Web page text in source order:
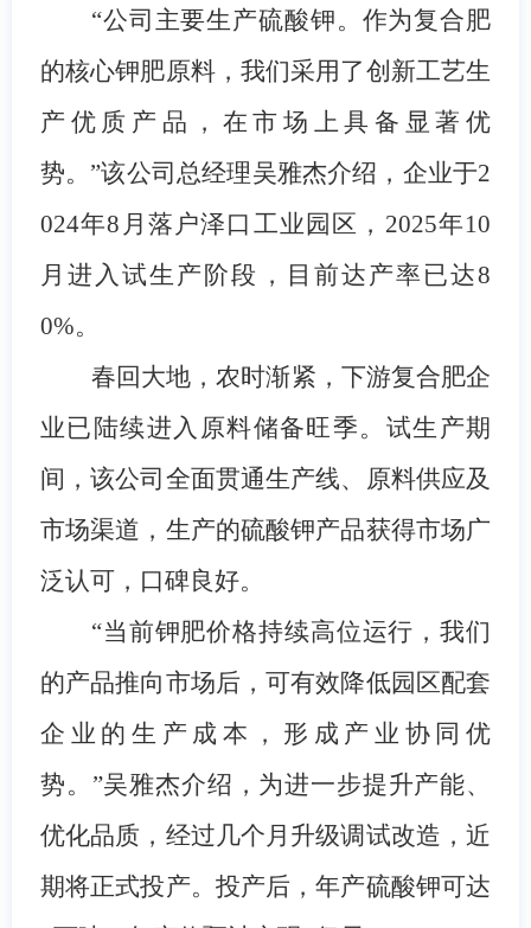
“公司主要生产硫酸钾。作为复合肥
的核心钾肥原料，我们采用了创新工艺生
产优质产品，在市场上具备显著优
势。”该公司总经理吴雅杰介绍，企业于2
024年8月落户泽口工业园区，2025年10
月进入试生产阶段，目前达产率已达8
0%。
春回大地，农时渐紧，下游复合肥企
业已陆续进入原料储备旺季。试生产期
间，该公司全面贯通生产线、原料供应及
市场渠道，生产的硫酸钾产品获得市场广
泛认可，口碑良好。
“当前钾肥价格持续高位运行，我们
的产品推向市场后，可有效降低园区配套
企业的生产成本，形成产业协同优
势。”吴雅杰介绍，为进一步提升产能、
优化品质，经过几个月升级调试改造，近
期将正式投产。投产后，年产硫酸钾可达